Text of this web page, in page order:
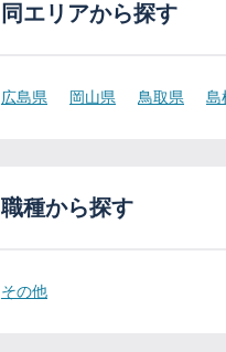
同エリアから探す
広島県 岡山県 鳥取県 島
職種から探す
その他